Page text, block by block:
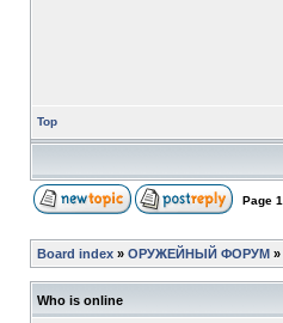
Top
Page 1
Board index » ОРУЖЕЙНЫЙ ФОРУМ »
Who is online